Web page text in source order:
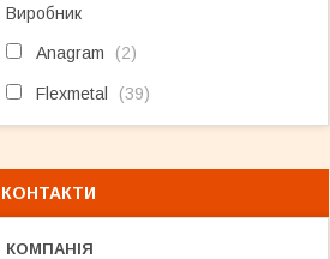
Виробник
Anagram 2
Flexmetal 39
КОНТАКТИ